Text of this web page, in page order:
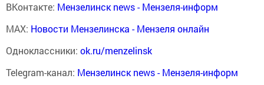
ВКонтакте: Мензелинск news - Мензеля-информ
MAX: Новости Мензелинска - Мензеля онлайн
Одноклассники: ok.ru/menzelinsk
Telegram-канал: Мензелинск news - Мензеля-информ